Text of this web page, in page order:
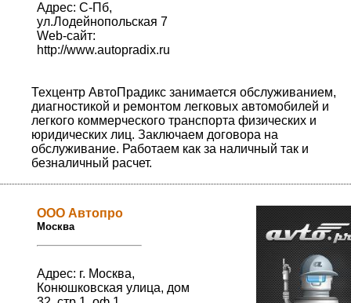
Адрес: С-Пб,
ул.Лодейнопольская 7
Web-сайт:
http://www.autopradix.ru
Техцентр АвтоПрадикс занимается обслуживанием,
диагностикой и ремонтом легковых автомобилей и
легкого коммерческого транспорта физических и
юридических лиц. Заключаем договора на
обслуживание. Работаем как за наличный так и
безналичный расчет.
ООО Автопро
Москва
Адрес: г. Москва,
Конюшковская улица, дом